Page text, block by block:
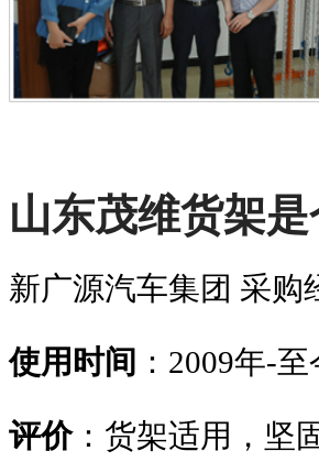
山东茂维货架
新广源汽车集团 采购
使用时间 ：2009年-至
评价：货架适用，坚